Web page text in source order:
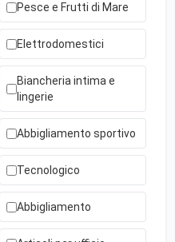
Pesce e Frutti di Mare
Elettrodomestici
Biancheria intima e
lingerie
Abbigliamento sportivo
Tecnologico
Abbigliamento